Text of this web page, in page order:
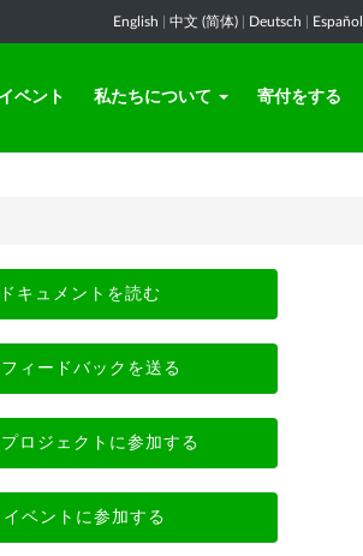
English 中文 (简体) Deutsch Español
イベント 私たちについて 寄付をする
ドキュメントを読む
フィードバックを送る
プロジェクトに参加する
イベントに参加する